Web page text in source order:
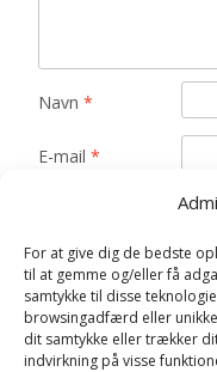
For at give dig de bedste
til at gemme og/eller få
samtykke til disse
browsingadfærd eller
dit samtykke eller trækker
indvirkning på visse
Navn *
E-mail *
Gem mit navn,